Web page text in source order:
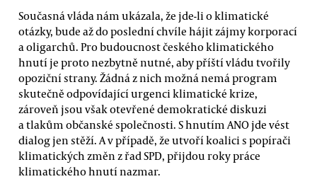
Současná vláda nám ukázala, že jde-li o klimatické
otázky, bude až do poslední chvíle hájit zájmy korporací
a oligarchů. Pro budoucnost českého klimatického
hnutí je proto nezbytně nutné, aby příští vládu tvořily
opoziční strany. Žádná z nich možná nemá program
skutečně odpovídající urgenci klimatické krize,
zároveň jsou však otevřené demokratické diskuzi
a tlakům občanské společnosti. S hnutím ANO jde vést
dialog jen stěží. A v případě, že utvoří koalici s popírači
klimatických změn z řad SPD, přijdou roky práce
klimatického hnutí nazmar.